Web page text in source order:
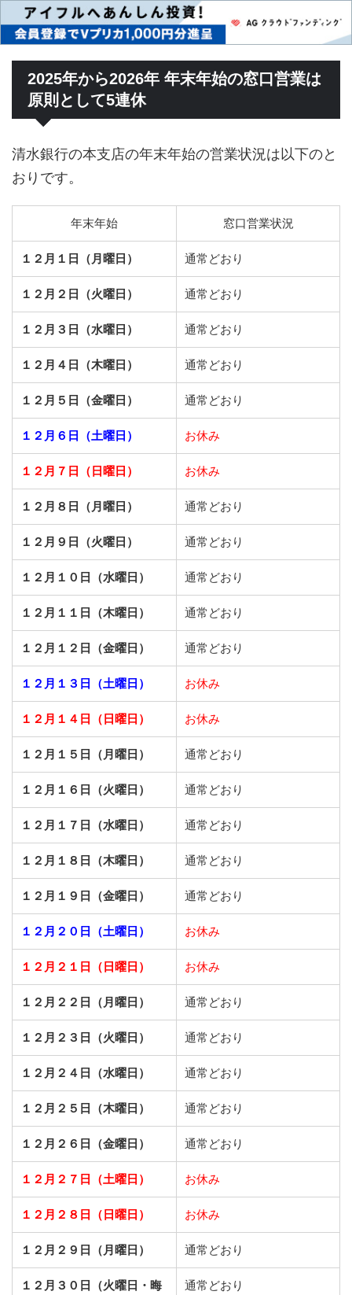
2025年から2026年 年末年始の窓口営業は
原則として5連休
清水銀行の本支店の年末年始の営業状況は以下のと
おりです。
年末年始 窓口営業状況
１２月１日（月曜日） 通常どおり
１２月２日（火曜日） 通常どおり
１２月３日（水曜日） 通常どおり
１２月４日（木曜日） 通常どおり
１２月５日（金曜日） 通常どおり
１２月６日（土曜日） お休み
１２月７日（日曜日） お休み
１２月８日（月曜日） 通常どおり
１２月９日（火曜日） 通常どおり
１２月１０日（水曜日） 通常どおり
１２月１１日（木曜日） 通常どおり
１２月１２日（金曜日） 通常どおり
１２月１３日（土曜日） お休み
１２月１４日（日曜日） お休み
１２月１５日（月曜日） 通常どおり
１２月１６日（火曜日） 通常どおり
１２月１７日（水曜日） 通常どおり
１２月１８日（木曜日） 通常どおり
１２月１９日（金曜日） 通常どおり
１２月２０日（土曜日） お休み
１２月２１日（日曜日） お休み
１２月２２日（月曜日） 通常どおり
１２月２３日（火曜日） 通常どおり
１２月２４日（水曜日） 通常どおり
１２月２５日（木曜日） 通常どおり
１２月２６日（金曜日） 通常どおり
１２月２７日（土曜日） お休み
１２月２８日（日曜日） お休み
１２月２９日（月曜日） 通常どおり
１２月３０日（火曜日・晦
通常どおり